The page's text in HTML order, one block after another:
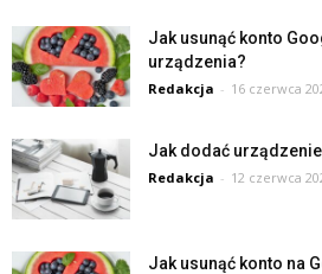
Jak usunąć konto
urządzenia?
Redakcja - 16 czerwca
Jak dodać
Redakcja - 12 czerwca
Jak usunąć konto na